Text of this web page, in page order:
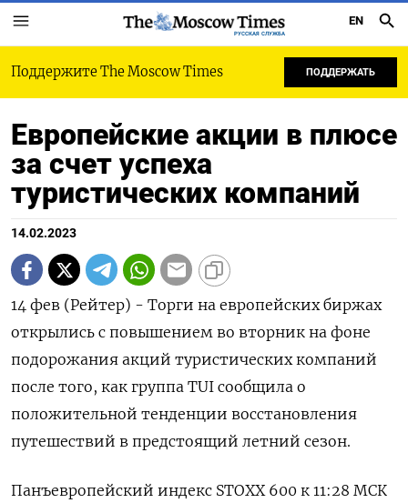
РУССКАЯ СЛУЖБА
EN
Поддержите The Moscow Times ПОДДЕРЖАТЬ
Европейские акции в плюсе
за счет успеха
туристических компаний
14.02.2023
14 фев (Рейтер) - Торги на европейских биржах
открылись с повышением во вторник на фоне
подорожания акций туристических компаний
после того, как группа TUI сообщила о
положительной тенденции восстановления
путешествий в предстоящий летний сезон.
Панъевропейский индекс STOXX 600 к 11:28 МСК